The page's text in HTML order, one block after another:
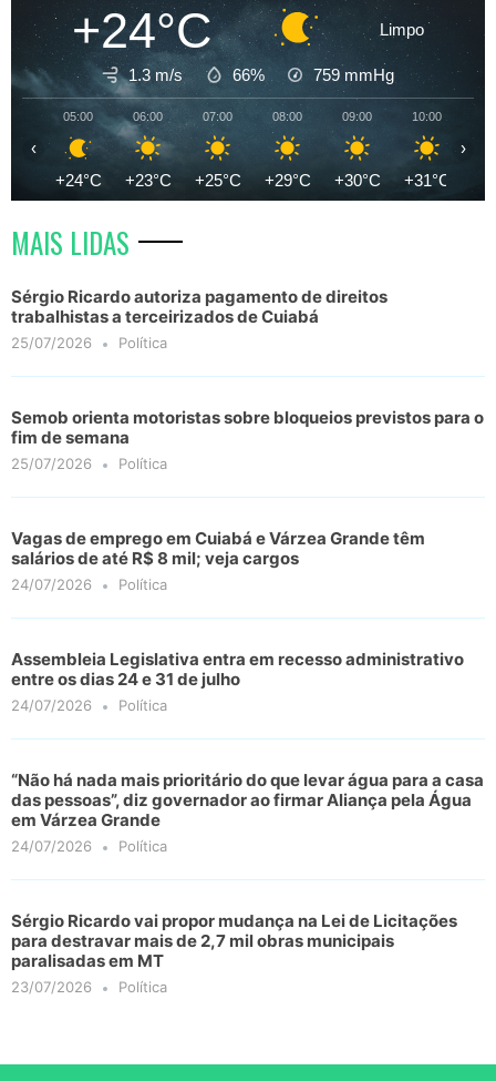
+24°C Limpo
1.3 m/s 66% 759 mmHg
05:00
+24°C
06:00
+23°C
07:00
+25°C
08:00
+29°C
09:00
+30°C
10:00
+31°C
‹ ›
MAIS LIDAS
Sérgio Ricardo autoriza pagamento de direitos
trabalhistas a terceirizados de Cuiabá
25/07/2026 Política
Semob orienta motoristas sobre bloqueios previstos para o
fim de semana
25/07/2026 Política
Vagas de emprego em Cuiabá e Várzea Grande têm
salários de até R$ 8 mil; veja cargos
24/07/2026 Política
Assembleia Legislativa entra em recesso administrativo
entre os dias 24 e 31 de julho
24/07/2026 Política
“Não há nada mais prioritário do que levar água para a casa
das pessoas”, diz governador ao firmar Aliança pela Água
em Várzea Grande
24/07/2026 Política
Sérgio Ricardo vai propor mudança na Lei de Licitações
para destravar mais de 2,7 mil obras municipais
paralisadas em MT
23/07/2026 Política